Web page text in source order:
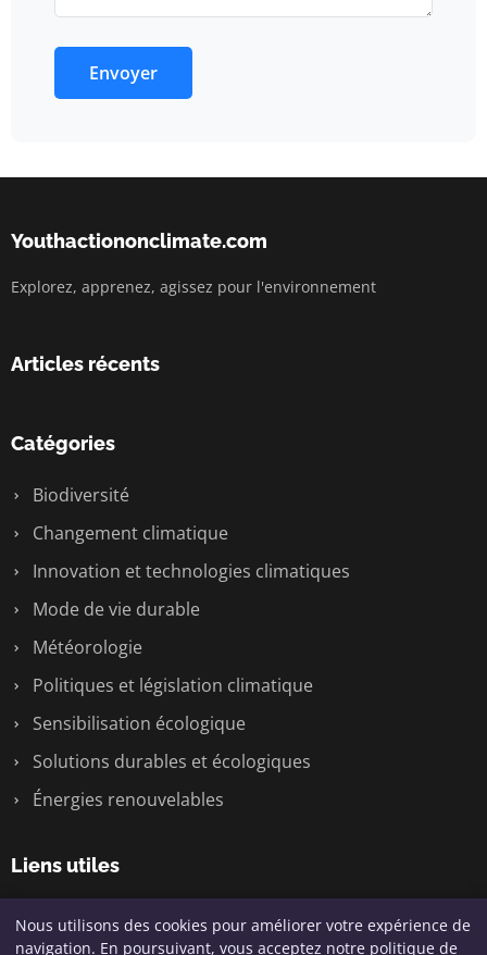
Envoyer
Youthactiononclimate.com
Explorez, apprenez, agissez pour l'environnement
Articles récents
Catégories
Biodiversité
Changement climatique
Innovation et technologies climatiques
Mode de vie durable
Météorologie
Politiques et législation climatique
Sensibilisation écologique
Solutions durables et écologiques
Énergies renouvelables
Liens utiles
Contact
Nous utilisons des cookies pour améliorer votre expérience de
navigation. En poursuivant, vous acceptez notre politique de